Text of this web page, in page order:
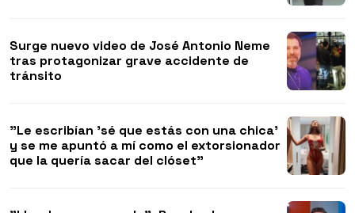
Surge nuevo video de José Antonio Neme
tras protagonizar grave accidente de
tránsito
"Le escribían 'sé que estás con una chica'
y se me apuntó a mí como el extorsionador
que la quería sacar del clóset"